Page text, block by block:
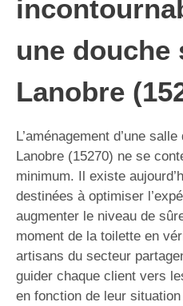
une douche
Lanobre
L’aménagement d’une
Lanobre (15270) ne se
minimum. Il existe
destinées à optimiser
augmenter le niveau de
moment de la toilette en
artisans du secteur
guider chaque client vers
en fonction de leur